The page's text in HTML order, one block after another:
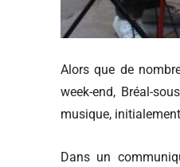
Alors que de
week-end, Bréal-
musique,
Dans un